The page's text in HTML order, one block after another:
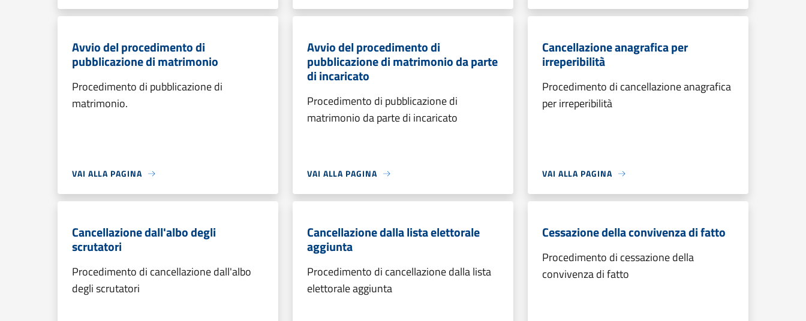
Avvio del procedimento di
pubblicazione di matrimonio
Procedimento di pubblicazione di
matrimonio.
VAI ALLA PAGINA
Avvio del procedimento di
pubblicazione di matrimonio da parte
di incaricato
Procedimento di pubblicazione di
matrimonio da parte di incaricato
VAI ALLA PAGINA
Cancellazione anagrafica per
irreperibilità
Procedimento di cancellazione anagrafica
per irreperibilità
VAI ALLA PAGINA
Cancellazione dall'albo degli
scrutatori
Procedimento di cancellazione dall'albo
degli scrutatori
Cancellazione dalla lista elettorale
aggiunta
Procedimento di cancellazione dalla lista
elettorale aggiunta
Cessazione della convivenza di fatto
Procedimento di cessazione della
convivenza di fatto